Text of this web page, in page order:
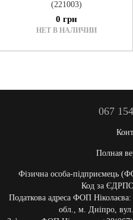
(221003)
0 грн
НЕТ В НАЛИЧИИ
067
Полная
Фізична особа-підприємець
Код за
Податкова адреса ФОП
обл., м. Дніпро,